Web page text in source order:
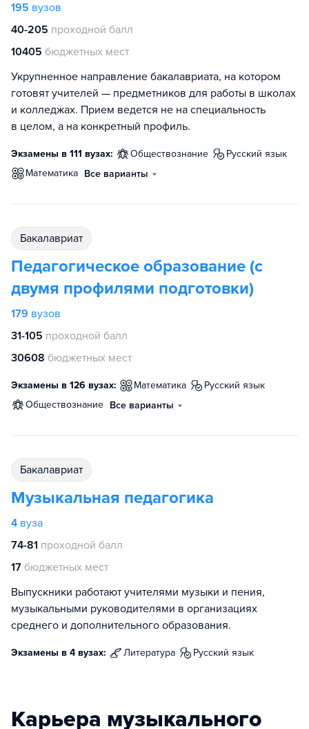
195 вузов
40-205 проходной балл
10405 бюджетных мест
Укрупненное направление бакалавриата, на котором
готовят учителей — предметников для работы в школах
и колледжах. Прием ведется не на специальность
в целом, а на конкретный профиль.
Экзамены в 111 вузах: обществознание
русский язык
математика Все варианты
бакалавриат
Педагогическое образование (с
двумя профилями подготовки)
179 вузов
31-105 проходной балл
30608 бюджетных мест
Экзамены в 126 вузах: математика
русский язык
обществознание Все варианты
бакалавриат
Музыкальная педагогика
4 вуза
74-81 проходной балл
17 бюджетных мест
Выпускники работают учителями музыки и пения,
музыкальными руководителями в организациях
среднего и дополнительного образования.
Экзамены в 4 вузах: литература русский язык
Карьера музыкального